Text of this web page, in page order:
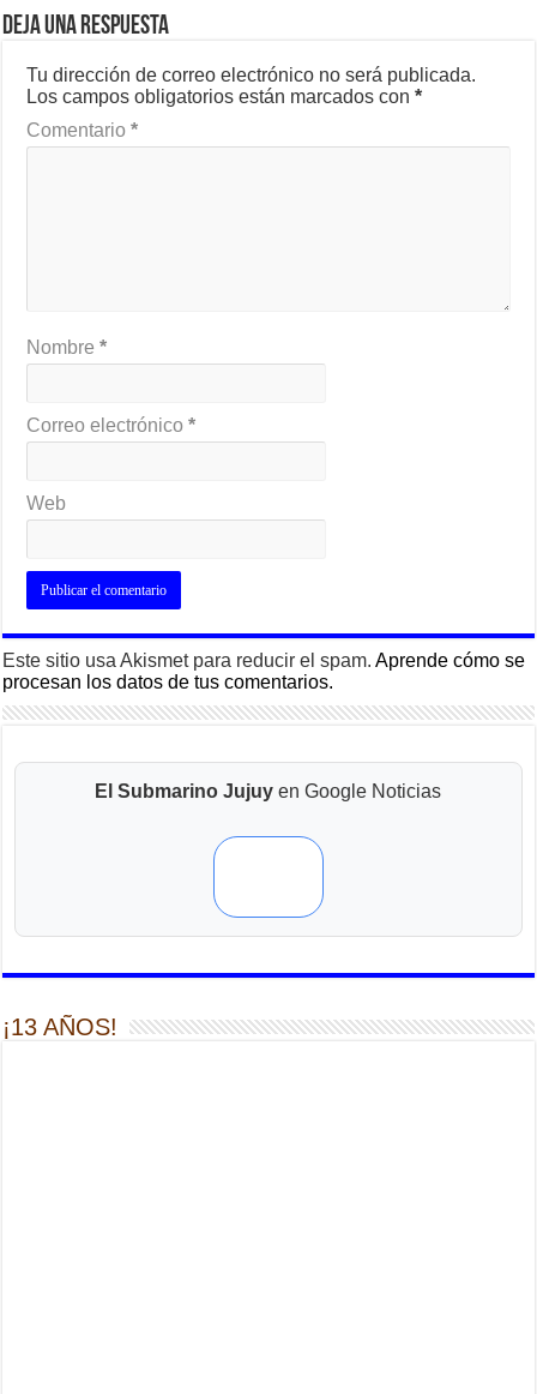
Deja una respuesta
Tu dirección de correo electrónico no será publicada.
Los campos obligatorios están marcados con*
Comentario*
Nombre*
Correo electrónico*
Web
Este sitio usa Akismet para reducir el spam.Aprende cómo se
procesan los datos de tus comentarios.
El Submarino Jujuy en Google Noticias
¡13 AÑOS!